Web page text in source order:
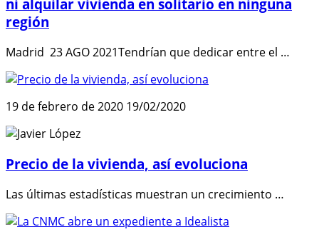
ni alquilar vivienda en solitario en ninguna
región
Madrid 23 AGO 2021Tendrían que dedicar entre el …
19 de febrero de 2020 19/02/2020
Precio de la vivienda, así evoluciona
Las últimas estadísticas muestran un crecimiento …